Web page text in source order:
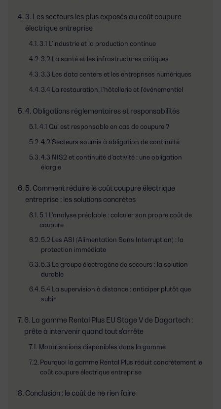
3. Les secteurs les plus exposés au coût coupure
électrique entreprise
3.1 L'industrie et la production continue
3.2 La santé et les infrastructures critiques
3.3 Les data centers et les entreprises numériques
3.4 La restauration, l'hôtellerie et l'événementiel
4. Obligations réglementaires et responsabilités
4.1 Qui est responsable en cas de coupure ?
4.2 Secteurs soumis à obligation de continuité
4.3 NIS2 et continuité d'activité : une obligation
élargie
5. Comment réduire le coût coupure électrique
entreprise : les solutions concrètes
5.1 L'analyse préalable : calculer son propre coût de
coupure
5.2 Les ASI (Alimentation Sans Interruption) : la
protection immédiate
5.3 Le groupe électrogène de secours : la solution
durable
5.4 La supervision à distance : anticiper plutôt que
subir
6. La gamme Rental Plus EU Stage V de Dagartech :
prête à intervenir quand tout s'arrête
Motorisations disponibles dans la gamme
Pourquoi la gamme Rental Plus réduit concrètement le
coût coupure électrique entreprise
Conclusion : le coût de ne rien faire